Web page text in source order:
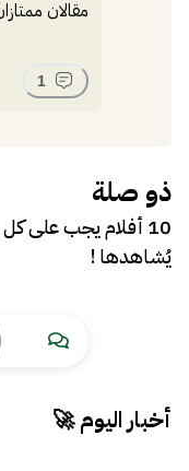
مقالان
1
ذو صلة
10 أفلام يجب على
يُشاهدها !
أخبار اليوم 🚀